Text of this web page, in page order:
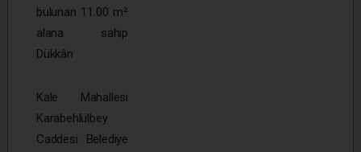
bulunan 11.00 m²
alana sahip
Dükkân
Kale Mahallesi
Karabehlülbey
Caddesi Belediye